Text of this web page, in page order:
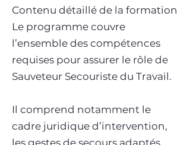
Contenu détaillé de la formation
Le programme couvre
l’ensemble des compétences
requises pour assurer le rôle de
Sauveteur Secouriste du Travail.
Il comprend notamment le
cadre juridique d’intervention,
les gestes de secours adaptés